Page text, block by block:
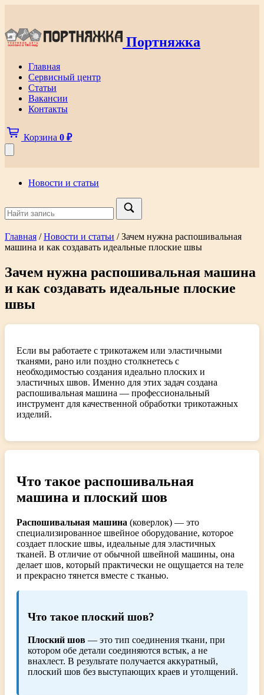
Портняжка
Главная
Сервисный центр
Статьи
Вакансии
Контакты
Корзина 0 ₽
Новости и статьи
Главная /Новости и статьи / Зачем нужна распошивальная
машина и как создавать идеальные плоские швы
Зачем нужна распошивальная машина
и как создавать идеальные плоские
швы
Если вы работаете с трикотажем или эластичными
тканями, рано или поздно столкнетесь с
необходимостью создания идеально плоских и
эластичных швов. Именно для этих задач создана
распошивальная машина — профессиональный
инструмент для качественной обработки трикотажных
изделий.
Что такое распошивальная
машина и плоский шов
Распошивальная машина (коверлок) — это
специализированное швейное оборудование, которое
создает плоские швы, идеальные для эластичных
тканей. В отличие от обычной швейной машины, она
делает шов, который практически не ощущается на теле
и прекрасно тянется вместе с тканью.
Что такое плоский шов?
Плоский шов — это тип соединения ткани, при
котором обе детали соединяются встык, а не
внахлест. В результате получается аккуратный,
плоский шов без выступающих краев и утолщений.